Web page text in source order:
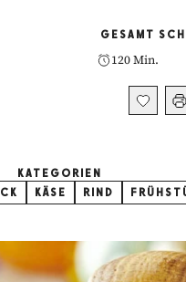
GESAMT
120 Min.
KATEGORIEN
KÄSE RIND